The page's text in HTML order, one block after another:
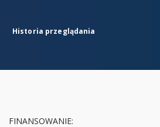
Historia przeglądania
FINANSOWANIE: